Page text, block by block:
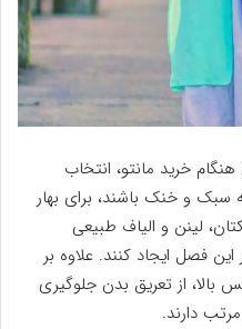
خرید مانتو، انتخاب
و خنک باشند، برای بهار
لینن و الیاف طبیعی
فصل ایجاد کنند. علاوه بر
بالا، از تعریق بدن جلوگیری
دارند.